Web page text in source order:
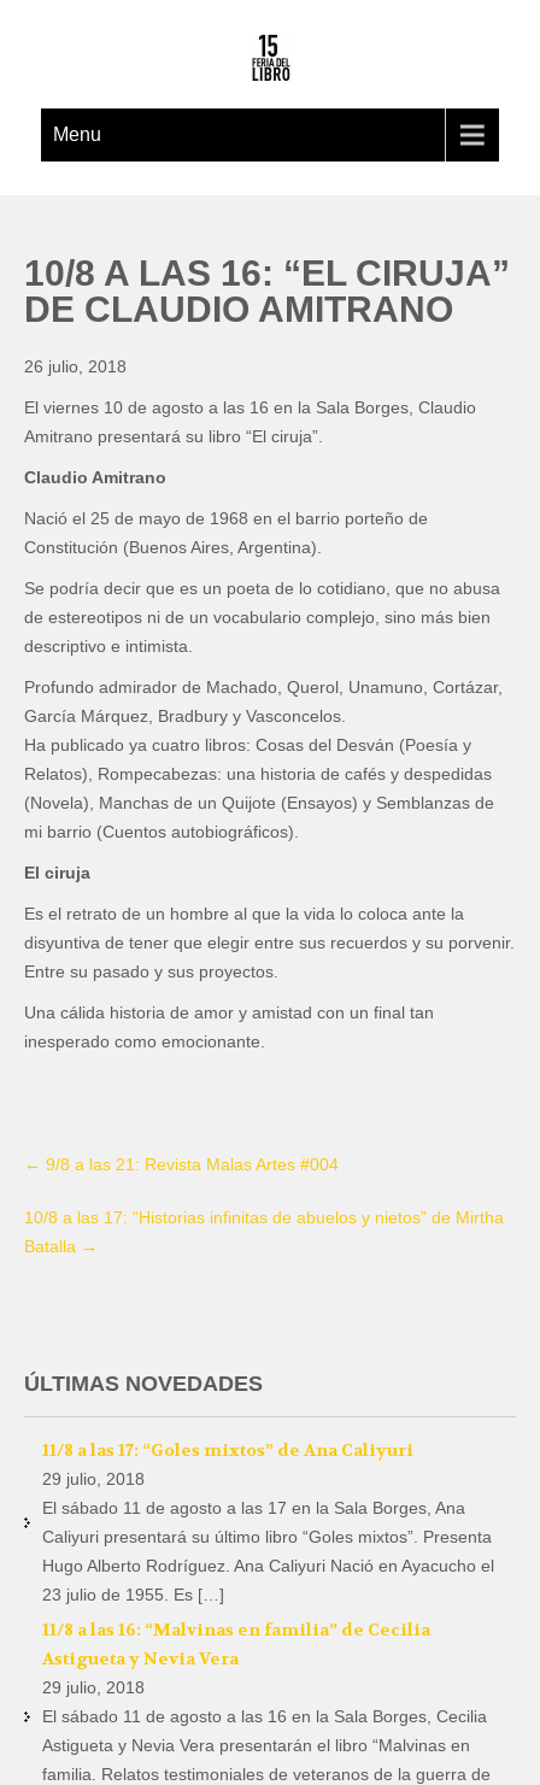
Menu
10/8 A LAS 16: “EL CIRUJA”
DE CLAUDIO AMITRANO
26 julio, 2018
El viernes 10 de agosto a las 16 en la Sala Borges, Claudio
Amitrano presentará su libro “El ciruja”.
Claudio Amitrano
Nació el 25 de mayo de 1968 en el barrio porteño de
Constitución (Buenos Aires, Argentina).
Se podría decir que es un poeta de lo cotidiano, que no abusa
de estereotipos ni de un vocabulario complejo, sino más bien
descriptivo e intimista.
Profundo admirador de Machado, Querol, Unamuno, Cortázar,
García Márquez, Bradbury y Vasconcelos.
Ha publicado ya cuatro libros: Cosas del Desván (Poesía y
Relatos), Rompecabezas: una historia de cafés y despedidas
(Novela), Manchas de un Quijote (Ensayos) y Semblanzas de
mi barrio (Cuentos autobiográficos).
El ciruja
Es el retrato de un hombre al que la vida lo coloca ante la
disyuntiva de tener que elegir entre sus recuerdos y su porvenir.
Entre su pasado y sus proyectos.
Una cálida historia de amor y amistad con un final tan
inesperado como emocionante.
← 9/8 a las 21: Revista Malas Artes #004
10/8 a las 17: “Historias infinitas de abuelos y nietos” de Mirtha
Batalla →
ÚLTIMAS NOVEDADES
11/8 a las 17: “Goles mixtos” de Ana Caliyuri
29 julio, 2018
El sábado 11 de agosto a las 17 en la Sala Borges, Ana
Caliyuri presentará su último libro “Goles mixtos”. Presenta
Hugo Alberto Rodríguez. Ana Caliyuri Nació en Ayacucho el
23 julio de 1955. Es […]
11/8 a las 16: “Malvinas en familia” de Cecilia
Astigueta y Nevia Vera
29 julio, 2018
El sábado 11 de agosto a las 16 en la Sala Borges, Cecilia
Astigueta y Nevia Vera presentarán el libro “Malvinas en
familia. Relatos testimoniales de veteranos de la guerra de